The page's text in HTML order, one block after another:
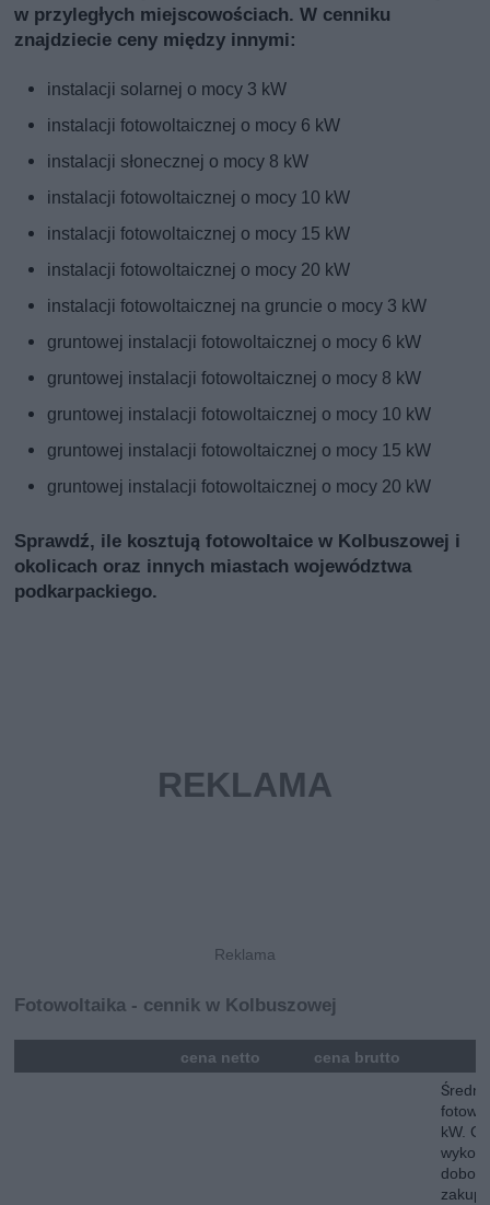
w przyległych miejscowościach. W cenniku
znajdziecie ceny między innymi:
instalacji solarnej o mocy 3 kW
instalacji fotowoltaicznej o mocy 6 kW
instalacji słonecznej o mocy 8 kW
instalacji fotowoltaicznej o mocy 10 kW
instalacji fotowoltaicznej o mocy 15 kW
instalacji fotowoltaicznej o mocy 20 kW
instalacji fotowoltaicznej na gruncie o mocy 3 kW
gruntowej instalacji fotowoltaicznej o mocy 6 kW
gruntowej instalacji fotowoltaicznej o mocy 8 kW
gruntowej instalacji fotowoltaicznej o mocy 10 kW
gruntowej instalacji fotowoltaicznej o mocy 15 kW
gruntowej instalacji fotowoltaicznej o mocy 20 kW
Sprawdź, ile kosztują fotowoltaice w Kolbuszowej i
okolicach oraz innych miastach województwa
podkarpackiego.
Fotowoltaika - cennik w Kolbuszowej
cena netto cena brutto
Średni
kW.